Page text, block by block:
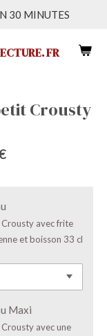
FR
30 MINUTES
Crousty
avec frite
et boisson 33 cl
Maxi
avec une